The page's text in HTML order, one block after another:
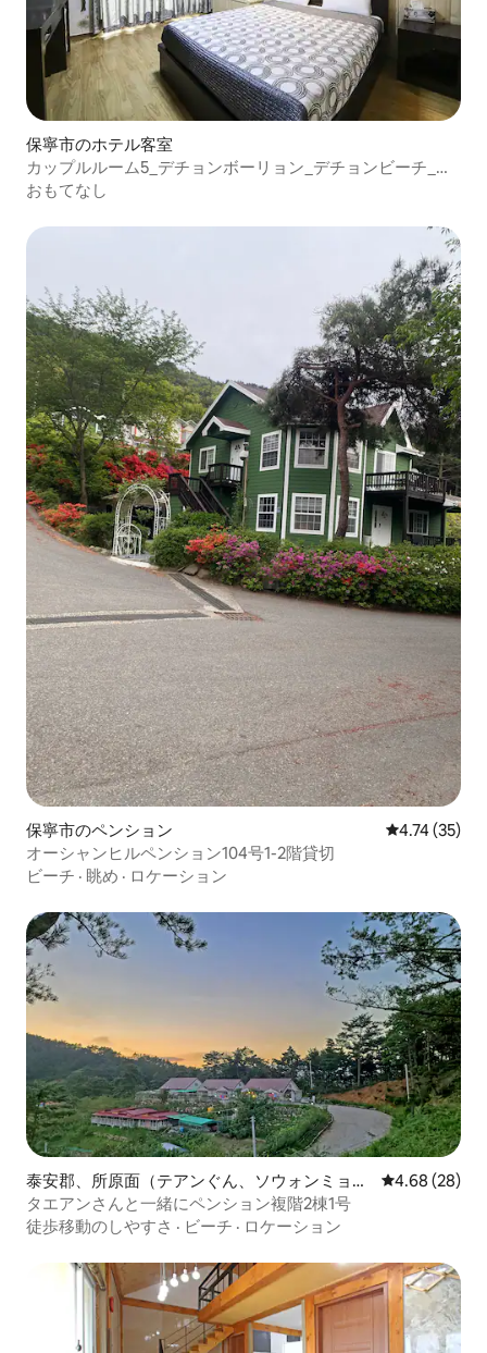
保寧市のホテル客室
カップルルーム5_デチョンボーリョン_デチョンビーチ_バ
ーベキュー_泥フェスティバル_ヴィーナスモーテル＆ペン
おもてなし
保寧市のペンション レビュー35
4.74 (35)
オーシャンヒルペンション104号1-2階貸切
ビーチ · 眺め · ロケーション
泰安郡、所原面（テアンぐん、ソウォンミョ
ン）のペンション
レビュー28
4.68 (28)
タエアンさんと一緒にペンション複階2棟1号
徒歩移動のしやすさ · ビーチ · ロケーション